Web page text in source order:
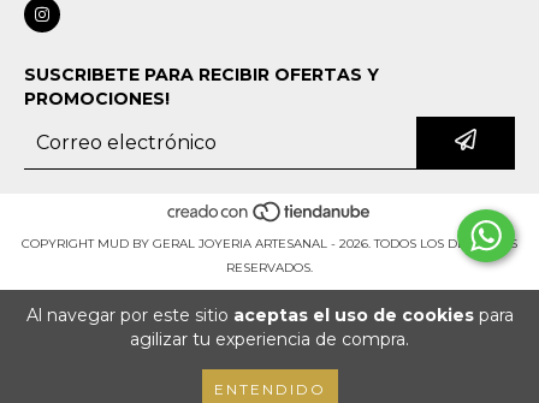
Al navegar por este sitio aceptas el uso de cookiespara
agilizar tu experiencia de compra.
ENTENDIDO
SUSCRIBETE PARA RECIBIR OFERTAS Y
PROMOCIONES!
COPYRIGHT MUD BY GERAL JOYERIA ARTESANAL - 2026. TODOS LOS DERECHOS
RESERVADOS.